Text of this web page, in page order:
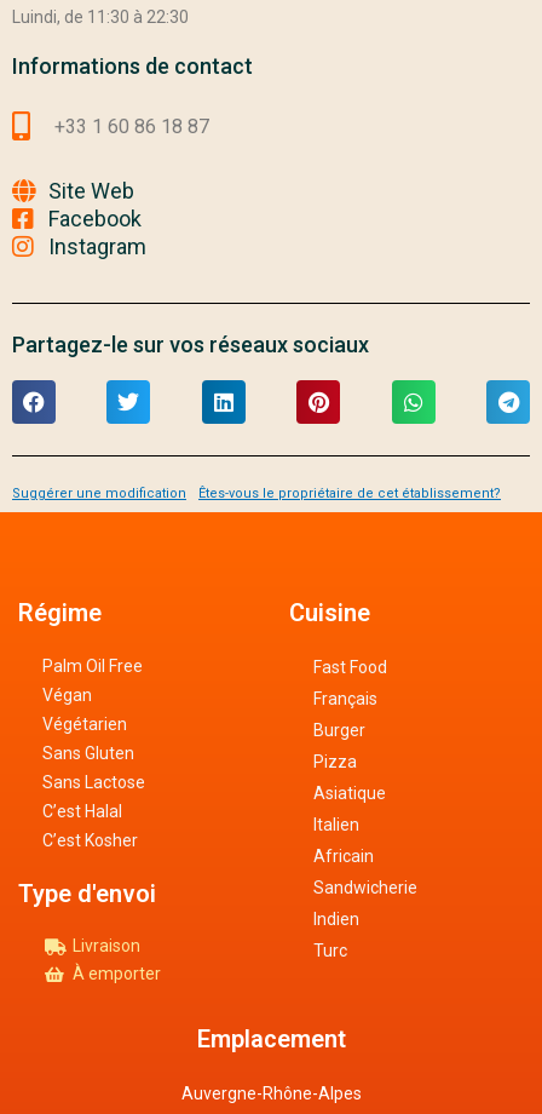
Luindi, de 11:30 à 22:30
Informations de contact
+33 1 60 86 18 87
Site Web
Facebook
Instagram
Partagez-le sur vos réseaux sociaux
Suggérer une modification Êtes-vous le propriétaire de cet établissement?
Emplacement
Auvergne-Rhône-Alpes
Cuisine
Fast Food
Français
Burger
Pizza
Asiatique
Italien
Africain
Sandwicherie
Indien
Turc
Régime
Palm Oil Free
Végan
Végétarien
Sans Gluten
Sans Lactose
C’est Halal
C’est Kosher
Type d'envoi
Livraison
À emporter